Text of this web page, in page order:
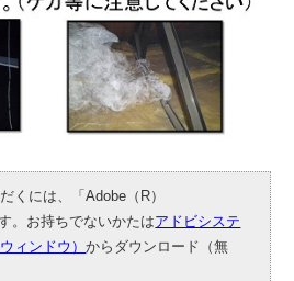
くには、「Adobe（R）
。お持ちでないかたはアドビシステ
ィンドウ）からダウンロード（無